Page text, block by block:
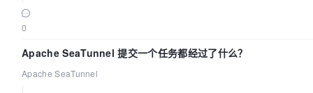
0
Apache SeaTunnel 提交一个任务都经过了什么？
Apache SeaTunnel